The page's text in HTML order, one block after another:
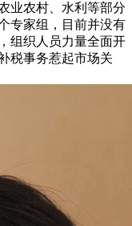
业农村、水利等部分
专家组，目前并没有
组织人员力量全面开
税事务惹起市场关